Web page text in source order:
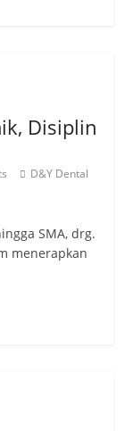
Disiplin
D&Y Dental
SMA, drg.
menerapkan